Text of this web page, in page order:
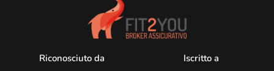
Riconosciuto da Iscritto a